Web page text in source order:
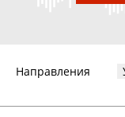
Направления